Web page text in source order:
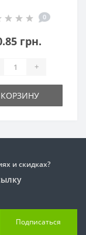
0
грн.
+
и скидках?
Подписаться